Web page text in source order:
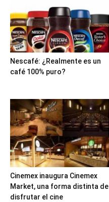
Nescafé: ¿Realmente es un
café 100% puro?
Cinemex inaugura Cinemex
Market, una forma distinta de
disfrutar el cine